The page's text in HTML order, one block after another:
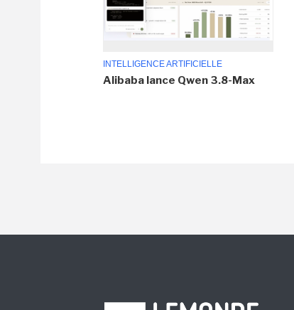
INTELLIGENCE ARTIFICIELLE
Alibaba lance Qwen 3.8-Max